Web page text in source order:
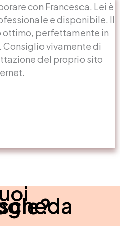
con Francesca. Lei è
e disponibile. Il
perfettamente in
Consiglio vivamente di
del proprio sito
Google?